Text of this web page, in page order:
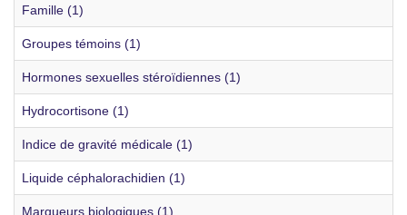
Famille (1)
Groupes témoins (1)
Hormones sexuelles stéroïdiennes (1)
Hydrocortisone (1)
Indice de gravité médicale (1)
Liquide céphalorachidien (1)
Marqueurs biologiques (1)